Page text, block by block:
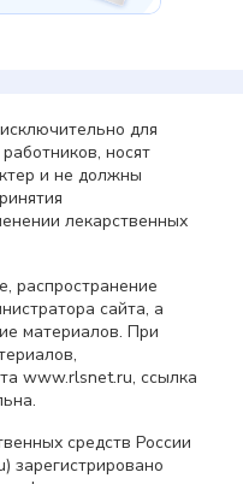
для
носят
и не должны
лекарственных
распространение
сайта, а
материалов. При
www.rlsnet.ru, ссылка
средств России
зарегистрировано